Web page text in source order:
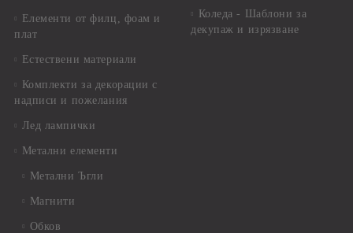
Елементи от филц, фоам и
плат
Естествени материали
Комплекти за декорации с
надписи и пожелания
Лед лампички
Метални елементи
Метални Ъгли
Магнити
Обков
Коледа - Шаблони за
декупаж и изрязване